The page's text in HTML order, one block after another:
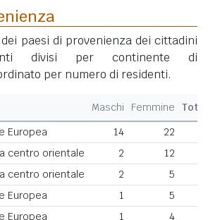
paesi di provenienza dei cittadini
divisi per continente di
per numero di residenti.
Maschi Femmine
Europea 14 22
centro orientale 2 12
centro orientale 2
5
Europea 1 5
Europea 1 4